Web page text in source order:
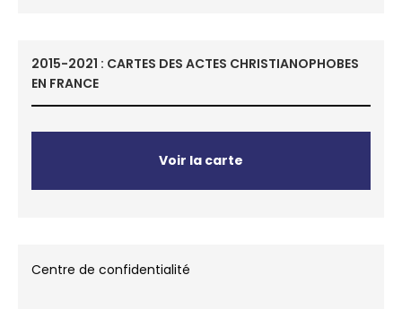
2015-2021 : CARTES DES ACTES CHRISTIANOPHOBES
EN FRANCE
Voir la carte
Centre de confidentialité